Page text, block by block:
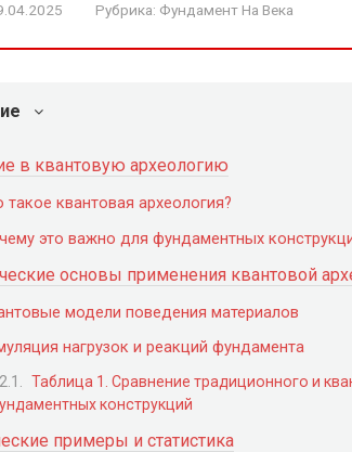
Рубрика: Фундамент На Века
в квантовую археологию
такое квантовая археология?
это важно для фундаментных
основы применения квантовой
модели поведения материалов
нагрузок и реакций фундамента
Таблица 1. Сравнение традиционного и
конструкций
примеры и статистика